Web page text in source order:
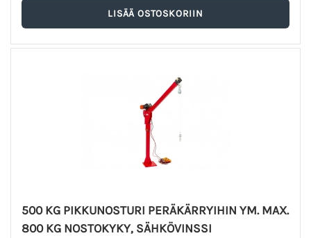
500 KG PIKKUNOSTURI PERÄKÄRRYIHIN YM. MAX.
800 KG NOSTOKYKY, SÄHKÖVINSSI